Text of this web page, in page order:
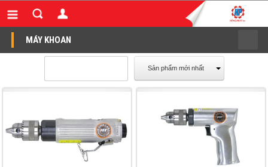
MÁY KHOAN
Sản phẩm mới nhất